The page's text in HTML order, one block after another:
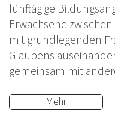
fünftägige
Erwachsene
mit grundlegenden
Glaubens
gemeinsam mit
Mehr